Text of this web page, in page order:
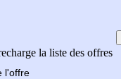
la liste des offres
l'offre